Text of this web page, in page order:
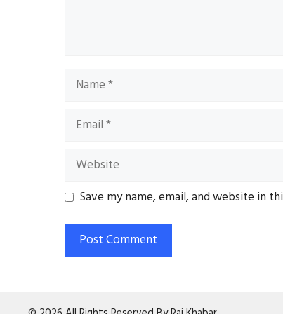
Name
Email
Website
Save my name, email, and website in